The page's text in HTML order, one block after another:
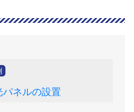
ネルの設置